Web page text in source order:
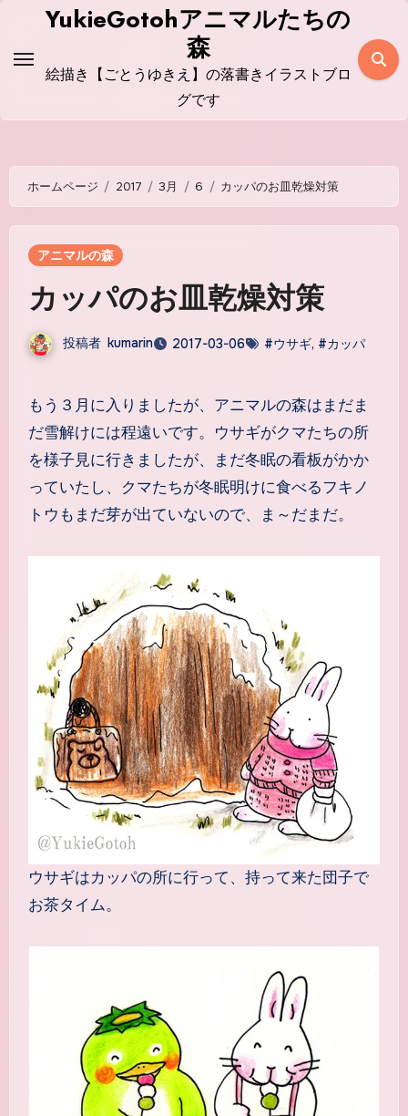
ス
YukieGotohアニマルたちの
森
絵描き【ごとうゆきえ】の落書きイラストブロ
グです
ホームページ 2017 3月 6 カッパのお皿乾燥対策
アニマルの森
カッパのお皿乾燥対策
投稿者 kumarin 2017-03-06 #ウサギ, #カッパ
もう３月に入りましたが、アニマルの森はまだま
だ雪解けには程遠いです。ウサギがクマたちの所
を様子見に行きましたが、まだ冬眠の看板がかか
っていたし、クマたちが冬眠明けに食べるフキノ
トウもまだ芽が出ていないので、ま～だまだ。
ウサギはカッパの所に行って、持って来た団子で
お茶タイム。